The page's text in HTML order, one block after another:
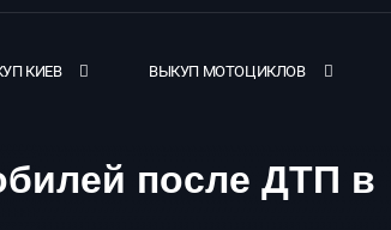
КИЕВ ВЫКУП МОТОЦИКЛОВ
после ДТП в